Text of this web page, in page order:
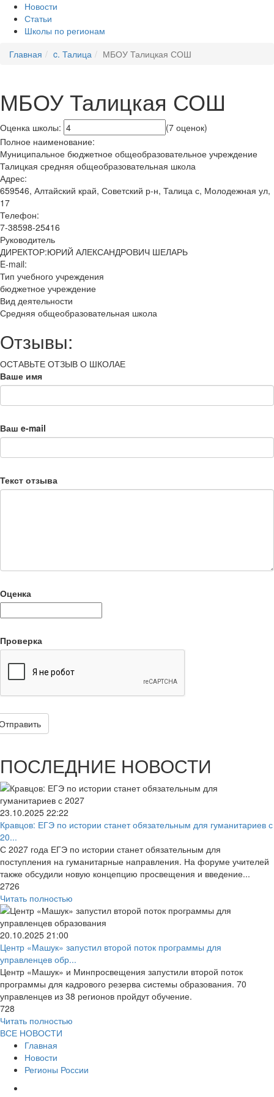
Новости
Статьи
Школы по регионам
Главная
c. Талица МБОУ Талицкая СОШ
МБОУ Талицкая СОШ
Оценка школы:
(7 оценок)
Полное наименование:
Муниципальное бюджетное общеобразовательное учреждение
Талицкая средняя общеобразовательная школа
Адрес:
659546, Алтайский край, Советский р-н, Талица с, Молодежная ул,
17
Телефон:
7-38598-25416
Руководитель
ДИРЕКТОР:ЮРИЙ АЛЕКСАНДРОВИЧ ШЕЛАРЬ
E-mail:
Тип учебного учреждения
бюджетное учреждение
Вид деятельности
Средняя общеобразовательная школа
Отзывы:
ОСТАВЬТЕ ОТЗЫВ О ШКОЛАЕ
Ваше имя
Ваш e-mail
Текст отзыва
Оценка
Проверка
ПОСЛЕДНИЕ НОВОСТИ
23.10.2025 22:22
Кравцов: ЕГЭ по истории станет обязательным для гуманитариев с
20...
С 2027 года ЕГЭ по истории станет обязательным для
поступления на гуманитарные направления. На форуме учителей
также обсудили новую концепцию просвещения и введение...
2726
Читать полностью
20.10.2025 21:00
Центр «Машук» запустил второй поток программы для
управленцев обр...
Центр «Машук» и Минпросвещения запустили второй поток
программы для кадрового резерва системы образования. 70
управленцев из 38 регионов пройдут обучение.
728
Читать полностью
ВСЕ НОВОСТИ
Главная
Новости
Регионы России